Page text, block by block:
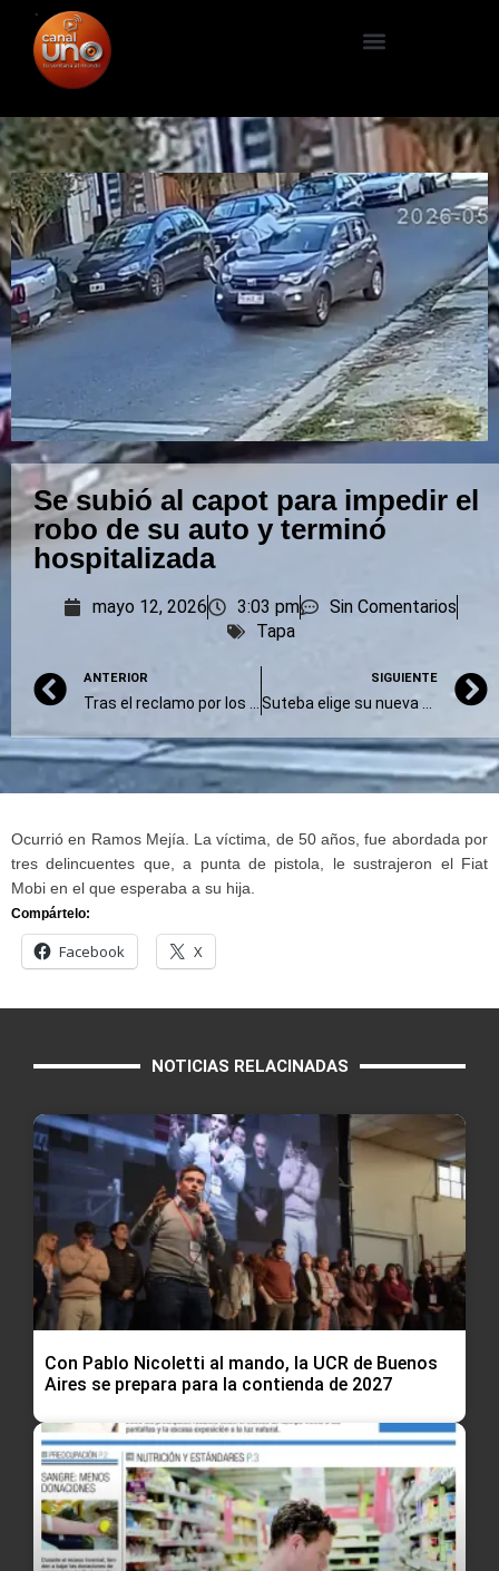
Se subió al capot para impedir el
robo de su auto y terminó
hospitalizada
mayo 12, 2026 3:03 pm
Sin Comentarios
Tapa
ANTERIOR SIGUIENTE
Ocurrió en Ramos Mejía. La víctima, de 50 años, fue abordada por
tres delincuentes que, a punta de pistola, le sustrajeron el Fiat
Mobi en el que esperaba a su hija.
Compártelo:
Facebook X
NOTICIAS RELACINADAS
Con Pablo Nicoletti al mando, la UCR de Buenos
Aires se prepara para la contienda de 2027